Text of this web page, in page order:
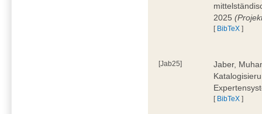
2025
[ BibTeX ]
[Jab25]
Jaber,
[ BibTeX ]